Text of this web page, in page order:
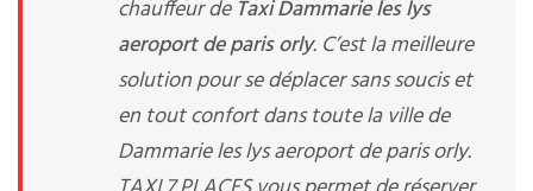
chauffeur de Taxi Dammarie les lys
aeroport de paris orly. C’est la meilleure
solution pour se déplacer sans soucis et
en tout confort dans toute la ville de
Dammarie les lys aeroport de paris orly.